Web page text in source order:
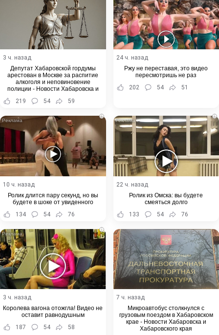
3 ч. назад
Депутат Хабаровской гордумы
арестован в Москве за распитие
алкоголя и неповиновение
полиции - Новости Хабаровска и
219 54 59
24 ч. назад
Ржу не переставая, это видео
пересмотришь не раз
202
54 51
i
10 ч. назад
Ролик длится пару секунд, но вы
будете в шоке от увиденного
134
54 76
i
22 ч. назад
Ролик из Омска: вы будете
смеяться долго
133
54 76
i
3 ч. назад
Королева вагона отожгла! Видео не
оставит равнодушным
187
54 58
7 ч. назад
Микроавтобус столкнулся с
грузовым поездом в Хабаровском
крае - Новости Хабаровска и
Хабаровского края